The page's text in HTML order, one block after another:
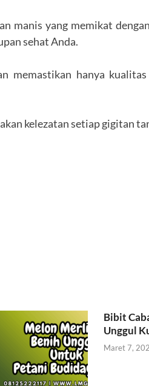
manis yang memikat dengan
sehat Anda.
memastikan hanya
kelezatan setiap gigitan
Bibit
Unggul
Maret 7,